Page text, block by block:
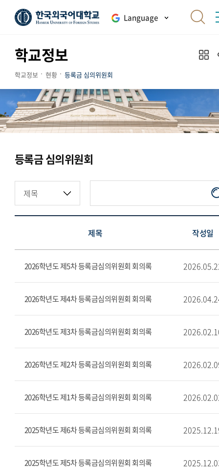
Language
학교정보
학교정보 현황 등록금 심의위원회
등록금 심의위원회
제목 작성일
2026학년도 제5차 등록금심의위원회 회의록
2026학년도 제4차 등록금심의위원회 회의록
2026학년도 제3차 등록금심의위원회 회의록
2026학년도 제2차 등록금심의위원회 회의록
2026학년도 제1차 등록금심의위원회 회의록
2025학년도 제6차 등록금심의위원회 회의록
2025학년도 제5차 등록금심의위원회 회의록